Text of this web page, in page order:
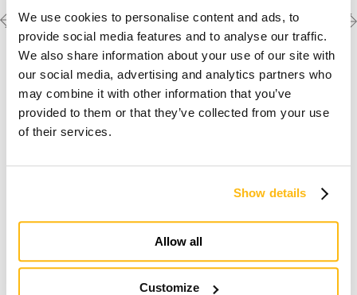
We use cookies to personalise content and ads, to
provide social media features and to analyse our traffic.
We also share information about your use of our site with
our social media, advertising and analytics partners who
may combine it with other information that you’ve
provided to them or that they’ve collected from your use
of their services.
Show details
Allow all
Customize
project
Scopri le altre
realizzazioni
project
Io sogno una casa in legno
Scopri perchè